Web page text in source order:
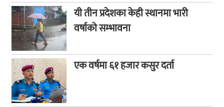
यी तीन प्रदेशका केही स्थानमा भारी
वर्षाको सम्भावना
एक वर्षमा ६१ हजार कसुर दर्ता